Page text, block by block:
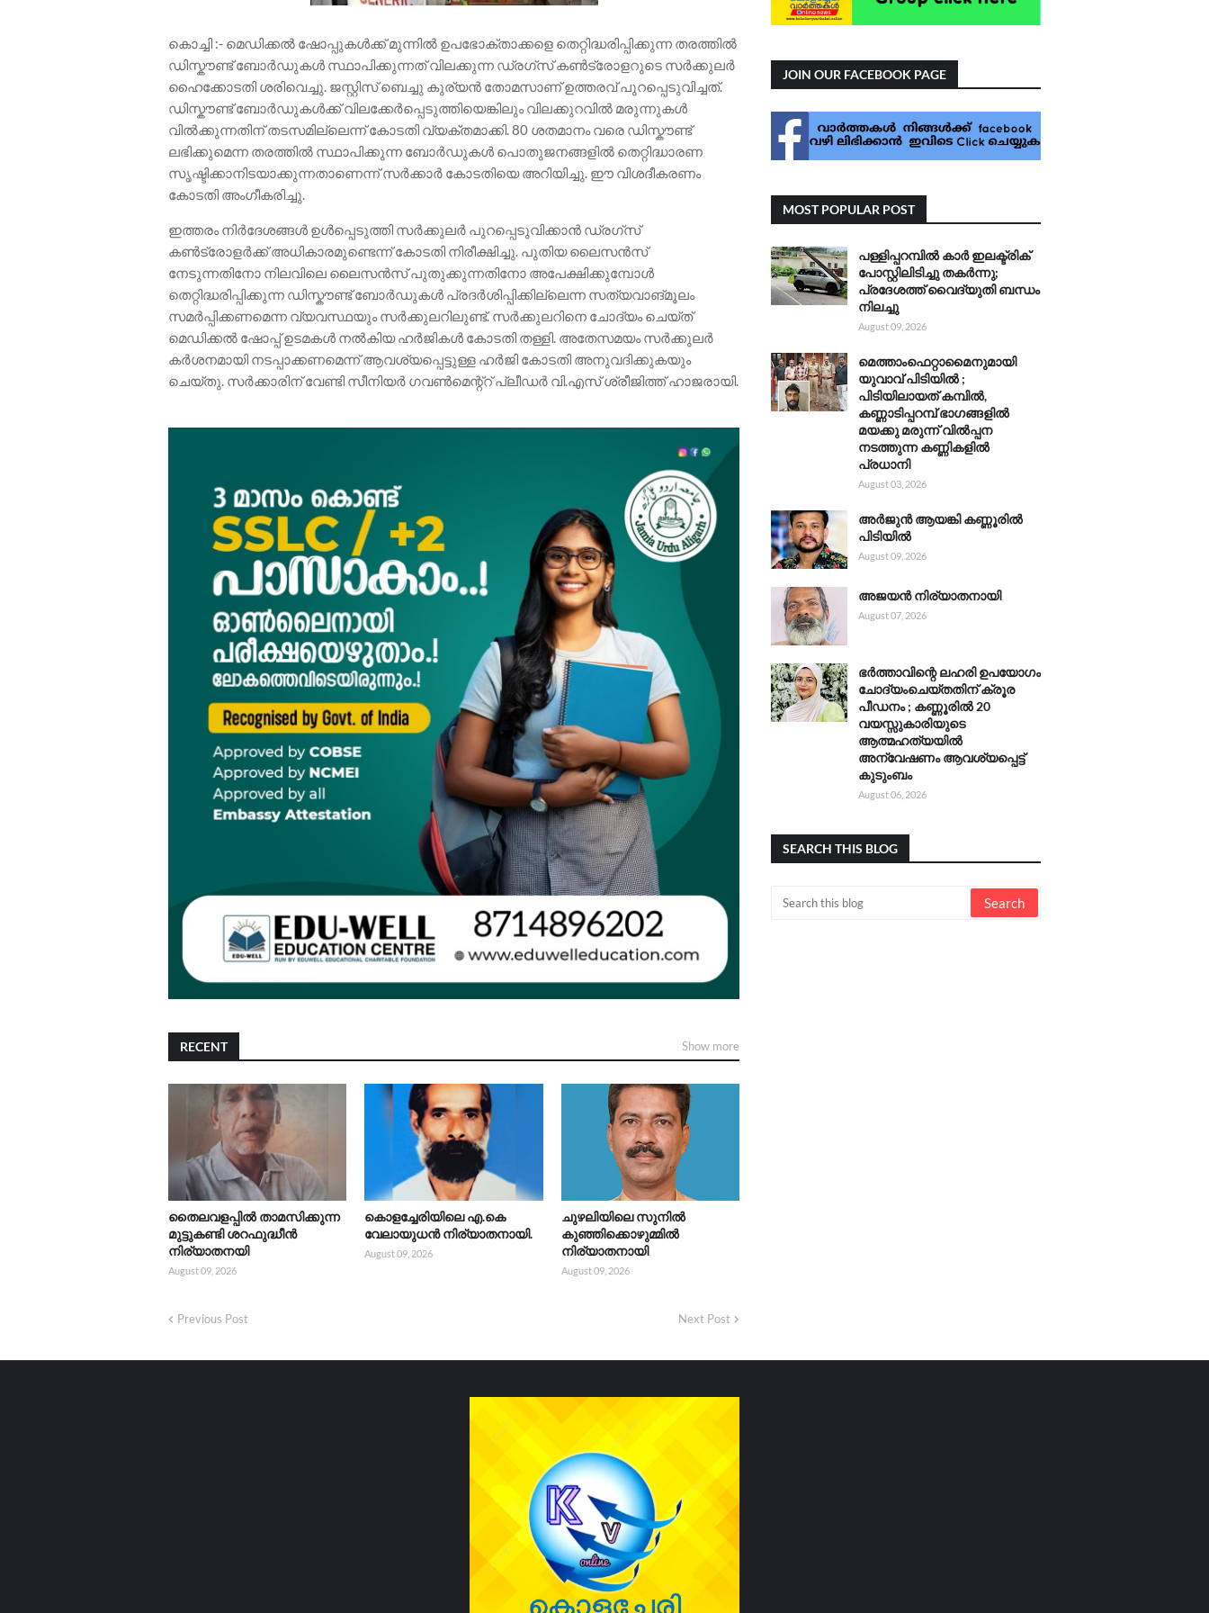
കൊച്ചി :- മെഡിക്കൽ ഷോപ്പുകൾക്ക് മുന്നിൽ ഉപഭോക്താക്കളെ തെറ്റിദ്ധരിപ്പിക്കുന്ന തരത്തിൽ
ഡിസ്കൗണ്ട് ബോർഡുകൾ സ്ഥാപിക്കുന്നത് വിലക്കുന്ന ഡ്രഗ്സ് കൺട്രോളറുടെ സർക്കുലർ
ഹൈക്കോടതി ശരിവെച്ചു. ജസ്റ്റിസ് ബെച്ചു കുര്യൻ തോമസാണ് ഉത്തരവ് പുറപ്പെടുവിച്ചത്.
ഡിസ്കൗണ്ട് ബോർഡുകൾക്ക് വിലക്കേർപ്പെടുത്തിയെങ്കിലും വിലക്കുറവിൽ മരുന്നുകൾ
വിൽക്കുന്നതിന് തടസമില്ലെന്ന് കോടതി വ്യക്തമാക്കി. 80 ശതമാനം വരെ ഡിസ്ക‌ൗണ്ട്
ലഭിക്കുമെന്ന തരത്തിൽ സ്ഥാപിക്കുന്ന ബോർഡുകൾ പൊതുജനങ്ങളിൽ തെറ്റിദ്ധാരണ
സൃഷ്ടിക്കാനിടയാക്കുന്നതാണെന്ന് സർക്കാർ കോടതിയെ അറിയിച്ചു. ഈ വിശദീകരണം
കോടതി അംഗീകരിച്ചു.
ഇത്തരം നിർദേശങ്ങൾ ഉൾപ്പെടുത്തി സർക്കുലർ പുറപ്പെടുവിക്കാൻ ഡ്രഗ്‌സ്
കൺട്രോളർക്ക് അധികാരമുണ്ടെന്ന് കോടതി നിരീക്ഷിച്ചു. പുതിയ ലൈസൻസ്
നേടുന്നതിനോ നിലവിലെ ലൈസൻസ് പുതുക്കുന്നതിനോ അപേക്ഷിക്കുമ്പോൾ
തെറ്റിദ്ധരിപ്പിക്കുന്ന ഡിസ്കൗണ്ട് ബോർഡുകൾ പ്രദർശിപ്പിക്കില്ലെന്ന സത്യവാങ്മൂലം
സമർപ്പിക്കണമെന്ന വ്യവസ്ഥയും സർക്കുലറിലുണ്ട്. സർക്കുലറിനെ ചോദ്യം ചെയ്ത്
മെഡിക്കൽ ഷോപ്പ് ഉടമകൾ നൽകിയ ഹർജികൾ കോടതി തള്ളി. അതേസമയം സർക്കുലർ
കർശനമായി നടപ്പാക്കണമെന്ന് ആവശ്യപ്പെട്ടുള്ള ഹർജി കോടതി അനുവദിക്കുകയും
ചെയ്‌തു. സർക്കാരിന് വേണ്ടി സീനിയർ ഗവൺമെന്റ്റ് പ്ലീഡർ വി.എസ് ശ്രീജിത്ത് ഹാജരായി.
RECENT Show more
തൈലവളപ്പിൽ താമസിക്കുന്ന
മുട്ടുകണ്ടി ശറഫുദ്ധീൻ
നിര്യാതനയി
August 09, 2026
കൊളച്ചേരിയിലെ എ.കെ
വേലായുധൻ നിര്യാതനായി.
August 09, 2026
ചുഴലിയിലെ സുനിൽ
കുഞ്ഞിക്കൊഴുമ്മിൽ
നിര്യാതനായി
August 09, 2026
Previous Post Next Post
JOIN OUR FACEBOOK PAGE
MOST POPULAR POST
പള്ളിപ്പറമ്പിൽ കാർ ഇലക്ട്രിക്
പോസ്റ്റിലിടിച്ചു തകർന്നു;
പ്രദേശത്ത് വൈദ്യുതി ബന്ധം
നിലച്ചു
August 09, 2026
മെത്താംഫെറ്റാമൈനുമായി
യുവാവ് പിടിയിൽ ;
പിടിയിലായത് കമ്പിൽ,
കണ്ണാടിപ്പറമ്പ് ഭാഗങ്ങളിൽ
മയക്കു മരുന്ന് വിൽപ്പന
നടത്തുന്ന കണ്ണികളിൽ
പ്രധാനി
August 03, 2026
അർജുൻ ആയങ്കി കണ്ണൂരിൽ
പിടിയിൽ
August 09, 2026
അജയൻ നിര്യാതനായി
August 07, 2026
ഭർത്താവിന്റെ ലഹരി ഉപയോഗം
ചോദ്യംചെയ്തതിന് ക്രൂര
പീഡനം ; കണ്ണൂരിൽ 20
വയസ്സുകാരിയുടെ
ആത്മഹത്യയിൽ
അന്വേഷണം ആവശ്യപ്പെട്ട്
കുടുംബം
August 06, 2026
SEARCH THIS BLOG